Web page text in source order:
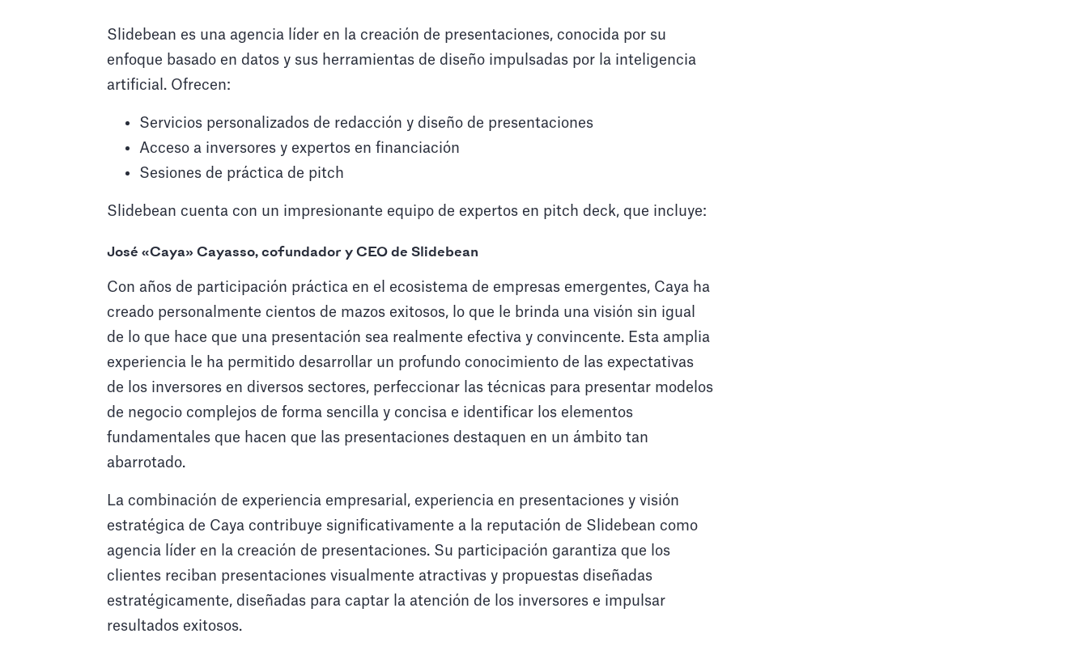
Slidebean es una agencia líder en la creación de presentaciones, conocida por su
enfoque basado en datos y sus herramientas de diseño impulsadas por la inteligencia
artificial. Ofrecen:
Servicios personalizados de redacción y diseño de presentaciones
Acceso a inversores y expertos en financiación
Sesiones de práctica de pitch
Slidebean cuenta con un impresionante equipo de expertos en pitch deck, que incluye:
José «Caya» Cayasso, cofundador y CEO de Slidebean
Con años de participación práctica en el ecosistema de empresas emergentes, Caya ha
creado personalmente cientos de mazos exitosos, lo que le brinda una visión sin igual
de lo que hace que una presentación sea realmente efectiva y convincente. Esta amplia
experiencia le ha permitido desarrollar un profundo conocimiento de las expectativas
de los inversores en diversos sectores, perfeccionar las técnicas para presentar modelos
de negocio complejos de forma sencilla y concisa e identificar los elementos
fundamentales que hacen que las presentaciones destaquen en un ámbito tan
abarrotado.
La combinación de experiencia empresarial, experiencia en presentaciones y visión
estratégica de Caya contribuye significativamente a la reputación de Slidebean como
agencia líder en la creación de presentaciones. Su participación garantiza que los
clientes reciban presentaciones visualmente atractivas y propuestas diseñadas
estratégicamente, diseñadas para captar la atención de los inversores e impulsar
resultados exitosos.